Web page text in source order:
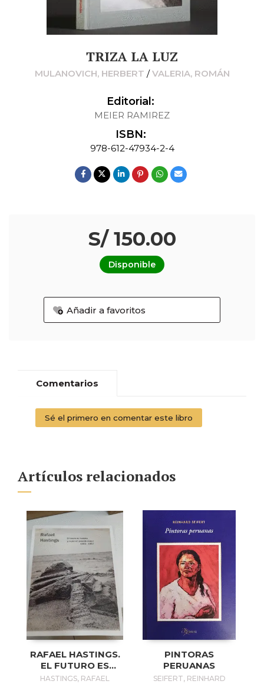
TRIZA LA LUZ
MULANOVICH, HERBERT /VALERIA, ROMÁN
Editorial:
MEIER RAMIREZ
ISBN:
978-612-47934-2-4
S/ 150.00
Disponible
Añadir a favoritos
Comentarios
Sé el primero en comentar este libro
Artículos relacionados
RAFAEL HASTINGS.
EL FUTURO ES
NUESTRO Y/O POR
HASTINGS, RAFAEL
PINTORAS
PERUANAS
SEIFERT, REINHARD